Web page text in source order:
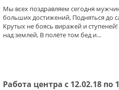
Мы всех поздравляем сегодня
больших достижений, Подняться до
Крутых не боясь виражей и
над землей, В полёте том бед и...
Работа центра с 12.02.18 по